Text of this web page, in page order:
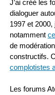
J’ai créé les
dialoguer
1997 et 2000,
notamment
de
constructifs.
complotistes
Les forums